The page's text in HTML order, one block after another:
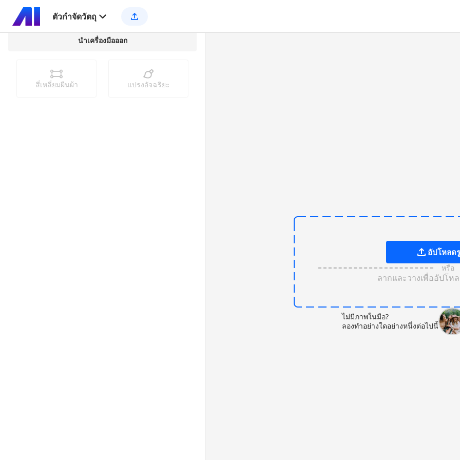
ตัวกําจัดวัตถุ
นำเครื่องมือออก
สี่เหลี่ยมผืนผ้า แปรงอัจฉริยะ
อัปโหลด
หรือ
ลากและวางเพื่ออัปโ
ไม่มีภาพในมือ?
ลองทําอย่างใดอย่างหนึ่งต่อไปนี้